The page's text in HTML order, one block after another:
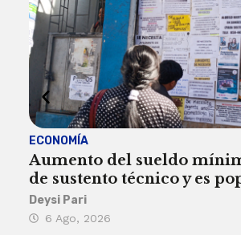
ECONOMÍA
Aumento del sueldo
de sustento técnico y es
Deysi Pari
6 Ago, 2026